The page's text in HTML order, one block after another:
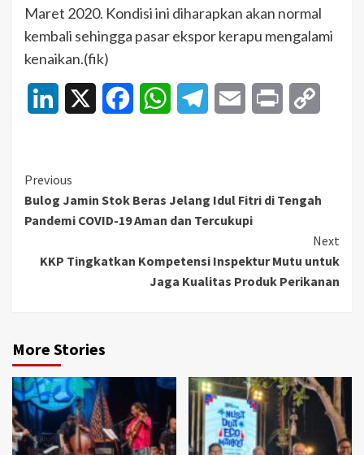
Maret 2020. Kondisi ini diharapkan akan normal
kembali sehingga pasar ekspor kerapu mengalami
kenaikan.(fik)
LinkedIn FacebookWhatsAppTelegramEmail Print
Continue
Reading
Previous
Bulog Jamin Stok Beras Jelang Idul Fitri di Tengah
Pandemi COVID-19 Aman dan Tercukupi
Next
KKP Tingkatkan Kompetensi Inspektur Mutu untuk
Jaga Kualitas Produk Perikanan
More Stories